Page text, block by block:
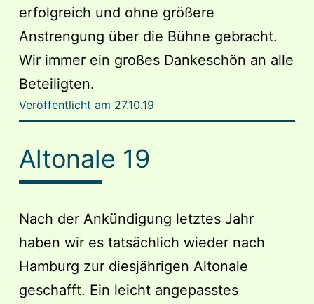
erfolgreich und ohne größere
Anstrengung über die Bühne gebracht.
Wir immer ein großes Dankeschön an alle
Beteiligten.
Veröffentlicht am 27.10.19
Altonale 19
Nach der Ankündigung letztes Jahr
haben wir es tatsächlich wieder nach
Hamburg zur diesjährigen Altonale
geschafft. Ein leicht angepasstes